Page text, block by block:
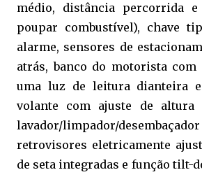
médio, distância percorrida
poupar combustível), chave
alarme, sensores de
atrás, banco do motorista com
uma luz de leitura dianteira
volante com ajuste de altura
lavador/limpador/
retrovisores eletricamente
de seta integradas e função tilt-